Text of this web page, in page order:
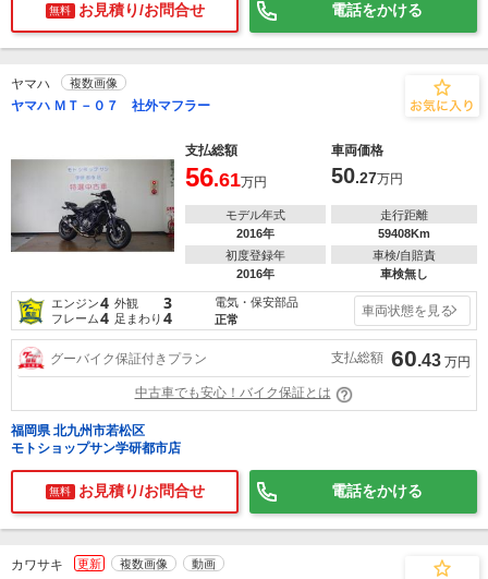
無料 お見積り/お問合せ 電話をかける
ヤマハ 複数画像
ヤマハ ＭＴ－０７ 社外マフラー
支払総額 車両価格
56.61万円 50.27万円
モデル年式
2016年
走行距離
59408Km
初度登録年
2016年
車検/自賠責
車検無し
エンジン4 外観 3
フレーム4 足まわり 4
電気・保安部品
正常
車両状態を見る
グーバイク保証付きプラン 支払総額 60.43 万円
中古車でも安心！バイク保証とは
福岡県 北九州市若松区
モトショップサン学研都市店
無料 お見積り/お問合せ 電話をかける
カワサキ 更新 複数画像 動画